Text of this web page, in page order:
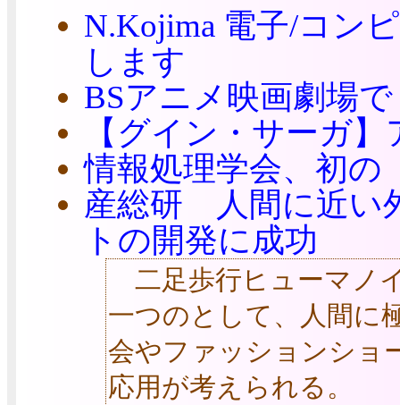
N.Kojima 電子/コン
します
BSアニメ映画劇場
【グイン・サーガ
情報処理学会、初の
産総研 人間に近い
トの開発に成功
二足歩行ヒューマノ
一つのとして、人間に
会やファッションショ
応用が考えられる。